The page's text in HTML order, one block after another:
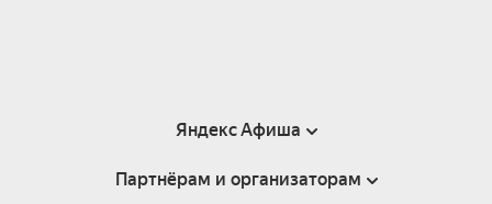
Яндекс Афиша
Справка
Партнёрам и организаторам